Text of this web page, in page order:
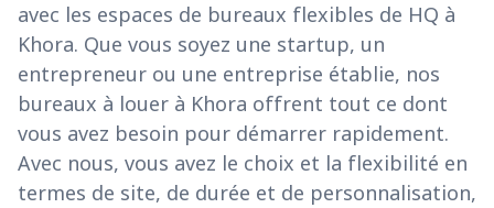
avec les espaces de bureaux flexibles de HQ à
Khora. Que vous soyez une startup, un
entrepreneur ou une entreprise établie, nos
bureaux à louer à Khora offrent tout ce dont
vous avez besoin pour démarrer rapidement.
Avec nous, vous avez le choix et la flexibilité en
termes de site, de durée et de personnalisation,